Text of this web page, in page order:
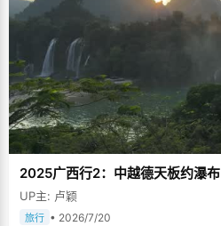
2025广西行2：中越德天板约瀑布
UP主: 卢颖
旅行 • 2026/7/20